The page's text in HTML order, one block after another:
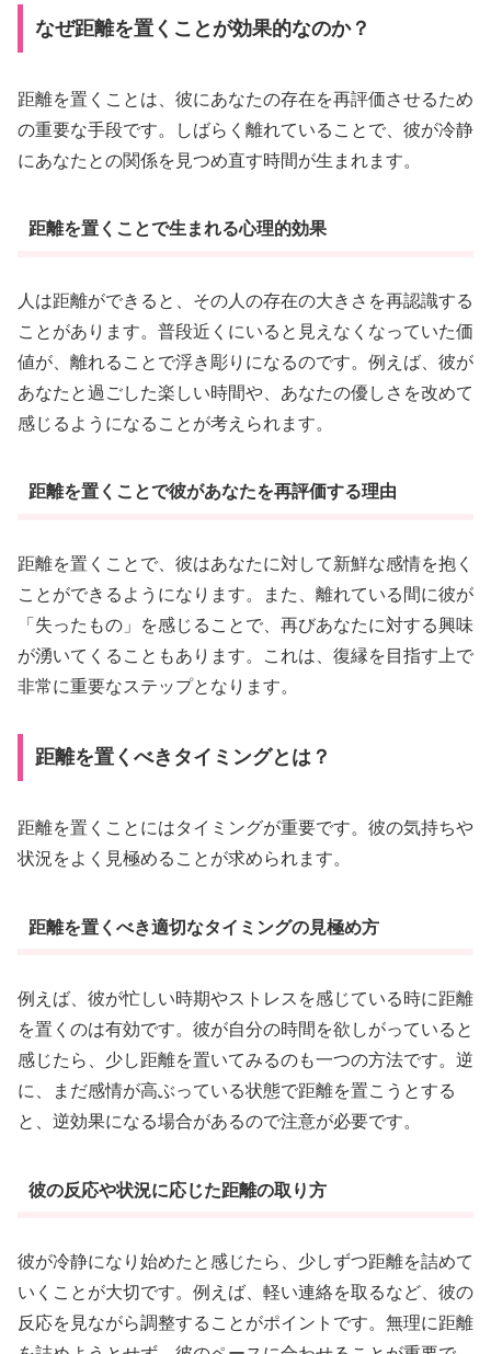
なぜ距離を置くことが効果的なのか？
距離を置くことは、彼にあなたの存在を再評価させるため
の重要な手段です。しばらく離れていることで、彼が冷静
にあなたとの関係を見つめ直す時間が生まれます。
距離を置くことで生まれる心理的効果
人は距離ができると、その人の存在の大きさを再認識する
ことがあります。普段近くにいると見えなくなっていた価
値が、離れることで浮き彫りになるのです。例えば、彼が
あなたと過ごした楽しい時間や、あなたの優しさを改めて
感じるようになることが考えられます。
距離を置くことで彼があなたを再評価する理由
距離を置くことで、彼はあなたに対して新鮮な感情を抱く
ことができるようになります。また、離れている間に彼が
「失ったもの」を感じることで、再びあなたに対する興味
が湧いてくることもあります。これは、復縁を目指す上で
非常に重要なステップとなります。
距離を置くべきタイミングとは？
距離を置くことにはタイミングが重要です。彼の気持ちや
状況をよく見極めることが求められます。
距離を置くべき適切なタイミングの見極め方
例えば、彼が忙しい時期やストレスを感じている時に距離
を置くのは有効です。彼が自分の時間を欲しがっていると
感じたら、少し距離を置いてみるのも一つの方法です。逆
に、まだ感情が高ぶっている状態で距離を置こうとする
と、逆効果になる場合があるので注意が必要です。
彼の反応や状況に応じた距離の取り方
彼が冷静になり始めたと感じたら、少しずつ距離を詰めて
いくことが大切です。例えば、軽い連絡を取るなど、彼の
反応を見ながら調整することがポイントです。無理に距離